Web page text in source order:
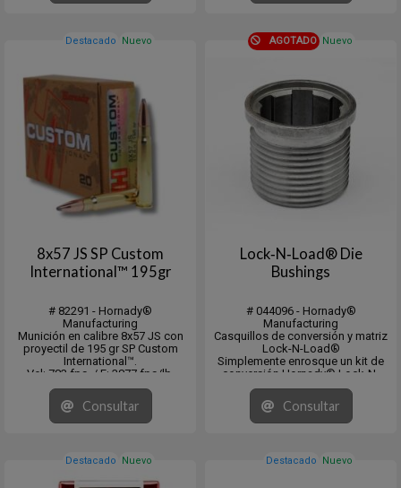
250 y caja cerrada de 2.000
Destacado Nuevo
8x57 JS SP Custom
International™ 195gr
# 82291 - Hornady®
Manufacturing
Munición en calibre 8x57 JS con
proyectil de 195 gr SP Custom
International™.
Vel: 783 fps. / E: 3877 fps/lb.
Medium Game 50-300 lbs
Large Game 300-1500 lbs
Consultar
AGOTADO Nuevo
Lock‑N‑Load® Die
Bushings
# 044096 - Hornady®
Manufacturing
Casquillos de conversión y matriz
Lock-N-Load®
Simplemente enrosque un kit de
conversión Hornady® Lock-N-
Load®
en su prensa de recarga RCBS®
Rock Chucker u otra prensa con
rosca de 1¼"-12,
Envase con 10 piezas
Consultar
Destacado Nuevo Destacado Nuevo